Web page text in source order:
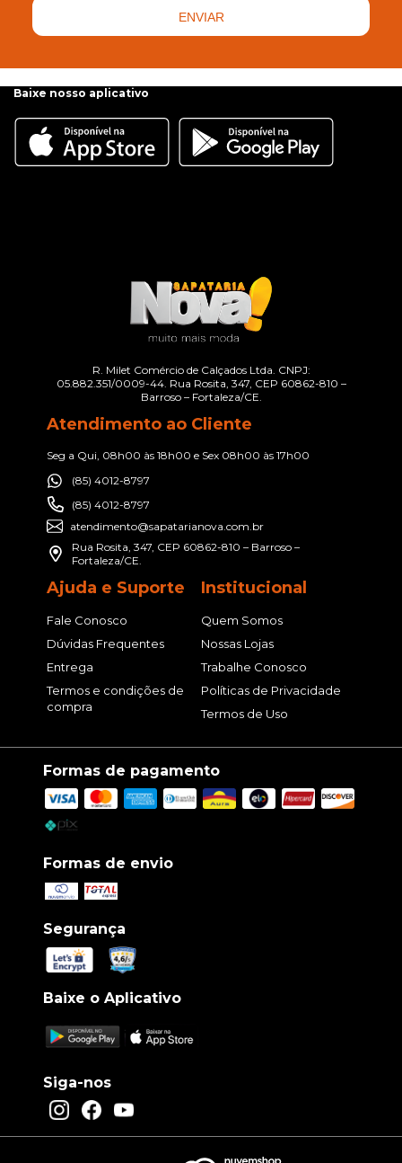
ENVIAR
Baixe nosso aplicativo
R. Milet Comércio de Calçados Ltda. CNPJ:
05.882.351/0009-44. Rua Rosita, 347, CEP 60862-810 –
Barroso – Fortaleza/CE.
Atendimento ao Cliente
Seg a Qui, 08h00 às 18h00 e Sex 08h00 às 17h00
(85) 4012-8797
(85) 4012-8797
atendimento@sapatarianova.com.br
Rua Rosita, 347, CEP 60862-810 – Barroso –
Fortaleza/CE.
Ajuda e Suporte
Fale Conosco
Dúvidas Frequentes
Entrega
Termos e condições de
compra
Institucional
Quem Somos
Nossas Lojas
Trabalhe Conosco
Políticas de Privacidade
Termos de Uso
Formas de pagamento
Formas de envio
Segurança
Baixe o Aplicativo
Siga-nos